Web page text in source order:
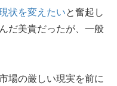
状を変えたいと奮起し
だ美貴だったが、一般
場の厳しい現実を前に